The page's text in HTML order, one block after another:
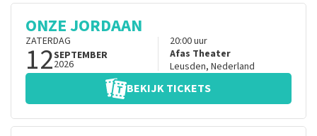
ONZE JORDAAN
ZATERDAG
12SEPTEMBER
2026
20:00uur
Afas Theater
Leusden, Nederland
BEKIJK TICKETS